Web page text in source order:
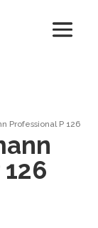
Professional P 126